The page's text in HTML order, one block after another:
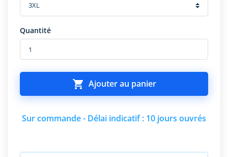
Quantité
 Ajouter au panier
Sur commande - Délai indicatif : 10 jours ouvrés